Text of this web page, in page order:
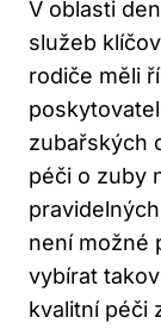
V oblasti
služeb
rodiče měli
zubařských
péči o zuby
není možné
vybírat
kvalitní péči